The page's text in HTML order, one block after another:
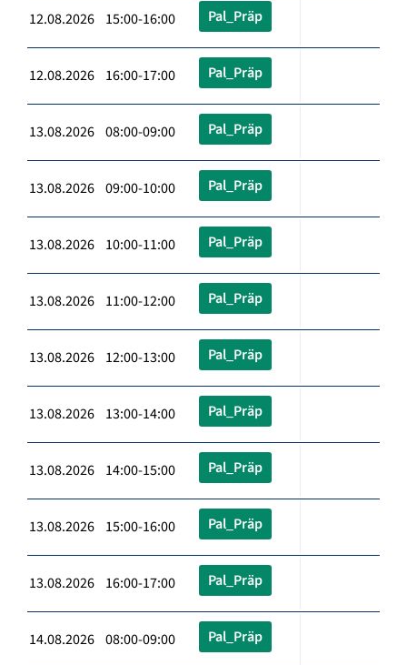
12.08.2026 15:00-16:00 Pal_Präp
12.08.2026 16:00-17:00 Pal_Präp
13.08.2026 08:00-09:00 Pal_Präp
13.08.2026 09:00-10:00 Pal_Präp
13.08.2026 10:00-11:00 Pal_Präp
13.08.2026 11:00-12:00 Pal_Präp
13.08.2026 12:00-13:00 Pal_Präp
13.08.2026 13:00-14:00 Pal_Präp
13.08.2026 14:00-15:00 Pal_Präp
13.08.2026 15:00-16:00 Pal_Präp
13.08.2026 16:00-17:00 Pal_Präp
14.08.2026 08:00-09:00 Pal_Präp